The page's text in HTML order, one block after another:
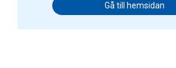
Gå till hemsidan